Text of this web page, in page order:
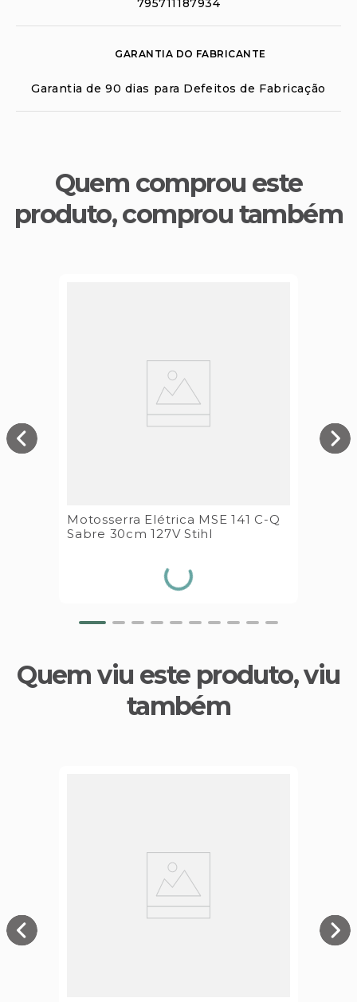
795711187934
GARANTIA DO FABRICANTE
Garantia de 90 dias para Defeitos de Fabricação
Quem comprou este
produto, comprou também
Motosserra Elétrica MSE 141 C-Q
Sabre 30cm 127V Stihl
Quem viu este produto, viu
também